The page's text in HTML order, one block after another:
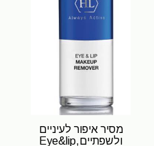
מסיר איפור לעיניים
ולשפתיים,Eye&lip